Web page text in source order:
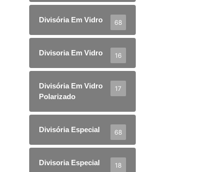
Divisória Em Vidro 68
Divisoria Em Vidro 16
Divisória Em Vidro
Polarizado
17
Divisória Especial 68
Divisoria Especial 18